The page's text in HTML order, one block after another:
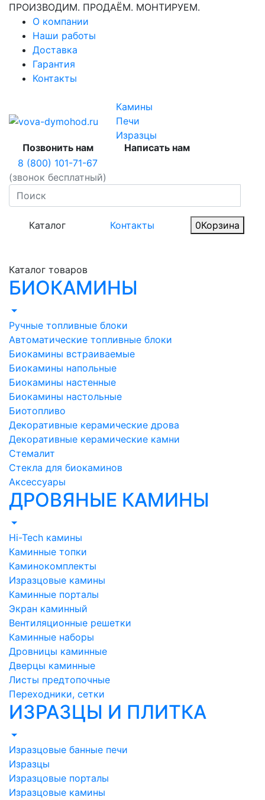
ПРОИЗВОДИМ. ПРОДАЁМ. МОНТИРУЕМ.
О компании
Наши работы
Доставка
Гарантия
Контакты
Камины
Печи
Изразцы
Позвонить нам
8 (800) 101-71-67
(звонок бесплатный)
Написать нам
Каталог Контакты 0Корзина
Каталог товаров
БИОКАМИНЫ
Ручные топливные блоки
Автоматические топливные блоки
Биокамины встраиваемые
Биокамины напольные
Биокамины настенные
Биокамины настольные
Биотопливо
Декоративные керамические дрова
Декоративные керамические камни
Стемалит
Стекла для биокаминов
Аксессуары
ДРОВЯНЫЕ КАМИНЫ
Hi-Tech камины
Каминные топки
Каминокомплекты
Изразцовые камины
Каминные порталы
Экран каминный
Вентиляционные решетки
Каминные наборы
Дровницы каминные
Дверцы каминные
Листы предтопочные
Переходники, сетки
ИЗРАЗЦЫ И ПЛИТКА
Изразцовые банные печи
Изразцы
Изразцовые порталы
Изразцовые камины